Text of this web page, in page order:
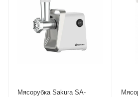
Мясорубка Sakura SA-